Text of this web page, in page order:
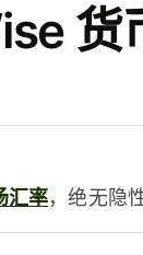
货
汇率，绝无隐